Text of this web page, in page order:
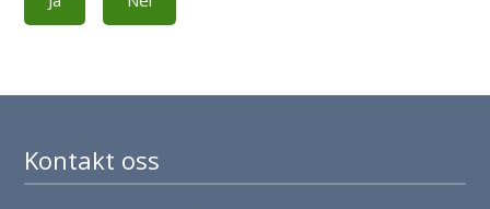
Kontakt oss